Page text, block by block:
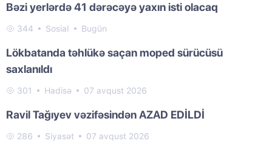
Bəzi yerlərdə 41 dərəcəyə yaxın isti olacaq
344 Sosial Bugün
Lökbatanda təhlükə saçan moped sürücüsü
saxlanıldı
301 Hadisə 07 avqust 2026
Ravil Tağıyev vəzifəsindən AZAD EDİLDİ
286 Siyasət 07 avqust 2026